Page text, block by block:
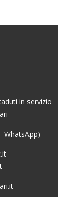
in servizio
WhatsApp)